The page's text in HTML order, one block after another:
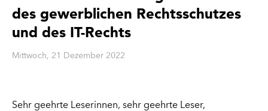
des gewerblichen Rechtsschutzes
und des IT-Rechts
Mittwoch, 21 Dezember 2022
Sehr geehrte Leserinnen, sehr geehrte Leser,